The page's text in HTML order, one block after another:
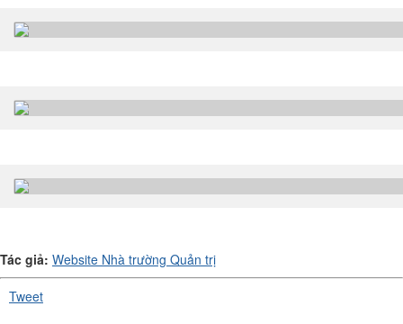
Tác giả: Website Nhà trường Quản trị
Tweet